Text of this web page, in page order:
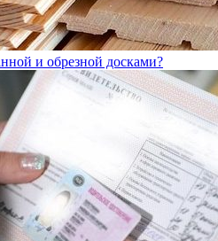
и обрезной досками?